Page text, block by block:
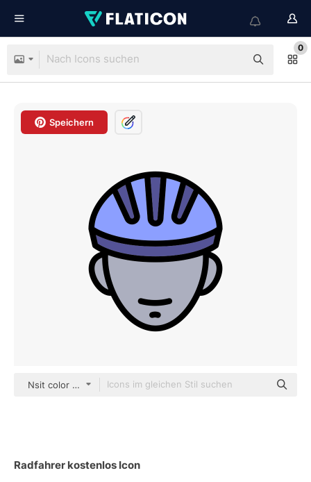
0
Speichern
Nsit color lineal-color
Radfahrer kostenlos Icon